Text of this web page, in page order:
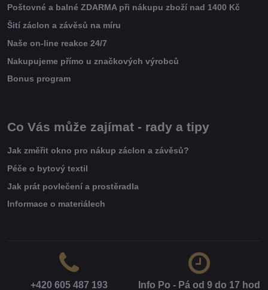
Poštovné a balné ZDARMA při nákupu zboží nad 1400 Kč
Šití záclon a závěsů na míru
Naše on-line reakce 24/7
Nakupujeme přímo u značkových výrobců
Bonus program
Co Vás může zajímat - rady a tipy
Jak změřit okno pro nákup záclon a závěsů?
Péče o bytový textil
Jak prát povlečení a prostěradla
Informace o materiálech
+420 605 487 193 Info Po - Pá od 9 do 17 hod​